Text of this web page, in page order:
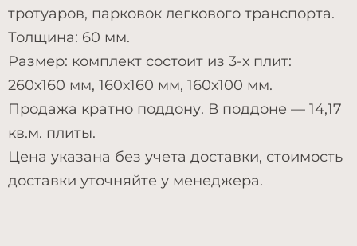
тротуаров, парковок легкового транспорта.
Толщина: 60 мм.
Размер: комплект состоит из 3-х плит:
260х160 мм, 160х160 мм, 160х100 мм.
Продажа кратно поддону. В поддоне — 14,17
кв.м. плиты.
Цена указана без учета доставки, стоимость
доставки уточняйте у менеджера.